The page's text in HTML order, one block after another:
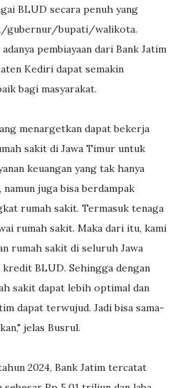
BLUD secara penuh yang
gubernur/bupati/walikota.
pembiayaan dari Bank Jatim
Kediri dapat semakin
bagi masyarakat.
menargetkan dapat bekerja
sakit di Jawa Timur untuk
keuangan yang tak hanya
namun juga bisa berdampak
rumah sakit. Termasuk tenaga
rumah sakit. Maka dari itu, kami
rumah sakit di seluruh Jawa
BLUD. Sehingga dengan
sakit dapat lebih optimal dan
dapat terwujud. Jadi bisa sama-
jelas Busrul.
2024, Bank Jatim tercatat